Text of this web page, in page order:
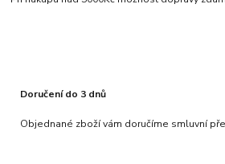
Doručení do 3 dnů
Objednané zboží vám doručíme smluvní